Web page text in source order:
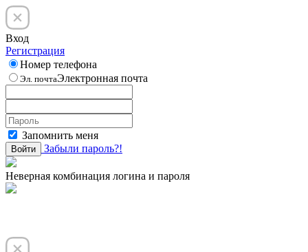
Вход
Регистрация
Номер телефона
Эл. почтаЭлектронная почта
Запомнить меня
Войти Забыли пароль?!
Неверная комбинация логина и пароля